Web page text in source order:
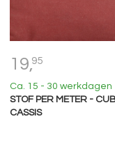
19,95
Ca. 15 - 30 werkdagen
STOF PER METER -
CASSIS